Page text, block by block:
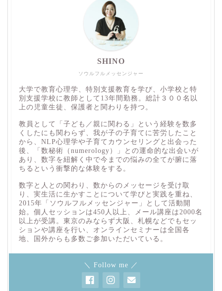
ソウルフルメッセンジャー
SHINO
大学で教育心理学、特別支援教育を学び、小学校と特
別支援学校に教師として13年間勤務。総計３００名以
上の児童生徒、保護者と関わりを持つ。
教員として「子ども／親に関わる」という経験を数多
くしたにも関わらず、我が子の子育てに苦労したこと
から、NLP心理学や子育てカウンセリングと出会った
後、「数秘術（numerology）」との運命的な出会いが
あり、数字を紐解く中で今までの悩みの全てが腑に落
ちるという衝撃的な体験をする。
数字と人との関わり、数からのメッセージを受け取
り、実生活に生かすことについて学びと実践を重ね、
2015年「ソウルフルメッセンジャー」として活動開
始。個人セッションは450人以上、メール講座は2000名
以上が受講。東京のみならず大阪、札幌などでもセッ
ションや講座を行い、オンラインセミナーは全国各
地、国外からも多数ご参加いただいている。
＼ Follow me ／